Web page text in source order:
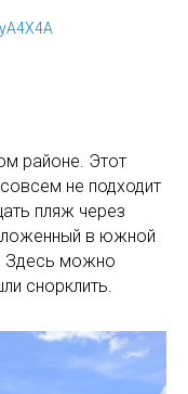
районе. Этот
не подходит
пляж через
в южной
Здесь можно
снорклить.